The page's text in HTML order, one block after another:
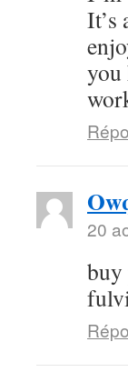
It’s
you
20
buy